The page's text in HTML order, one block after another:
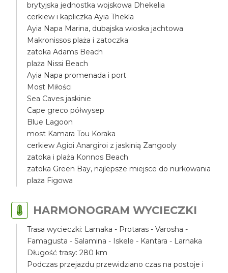
brytyjska jednostka wojskowa Dhekelia
cerkiew i kapliczka Ayia Thekla
Ayia Napa Marina, dubajska wioska jachtowa
Makronissos plaża i zatoczka
zatoka Adams Beach
plaża Nissi Beach
Ayia Napa promenada i port
Most Miłości
Sea Caves jaskinie
Cape greco półwysep
Blue Lagoon
most Kamara Tou Koraka
cerkiew Agioi Anargiroi z jaskinią Zangooly
zatoka i plaża Konnos Beach
zatoka Green Bay, najlepsze miejsce do nurkowania
plaża Figowa
HARMONOGRAM WYCIECZKI
Trasa wycieczki: Larnaka - Protaras - Varosha -
Famagusta - Salamina - Iskele - Kantara - Larnaka
Długość trasy: 280 km
Podczas przejazdu przewidziano czas na postoje i